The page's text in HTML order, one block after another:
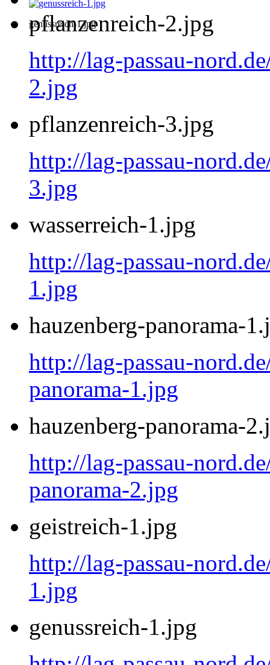
genussreich-1.jpg
pflanzenreich-2.jpg
http://lag-passau-
2.jpg
pflanzenreich-3.jpg
http://lag-passau-
3.jpg
wasserreich-1.jpg
http://lag-passau-
1.jpg
hauzenberg-panorama-
http://lag-passau-
panorama-1.jpg
hauzenberg-panorama-
http://lag-passau-
panorama-2.jpg
geistreich-1.jpg
http://lag-passau-
1.jpg
genussreich-1.jpg